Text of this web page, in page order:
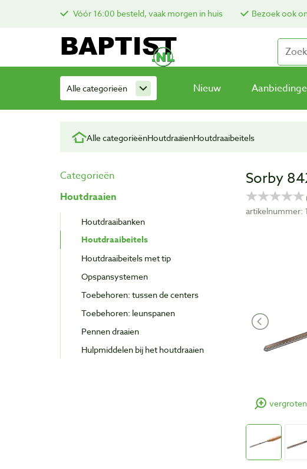
Vóór 16:00 besteld, vaak morgen in huis Bezoek ook
Alle categorieën Nieuw
Alle categorieënHoutdraaienHoutdraaibeitels
Categorieën
Houtdraaien
Houtdraaibanken
Houtdraaibeitels
Houtdraaibeitels met tip
Opspansystemen
Toebehoren: tussen de centers
Toebehoren: leunspanen
Pennen draaien
Hulpmiddelen bij het houtdraaien
Sorby
artikelnummer:
vergroten